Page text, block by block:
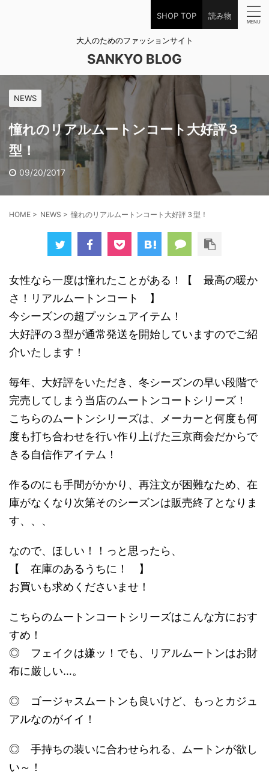
SHOP TOP 読み物
大人のためのファッションサイト
SANKYO BLOG
NEWS
憧れのリアルムートンコート大好評３
型！
09/20/2017
HOME > NEWS > 憧れのリアルムートンコート大好評３型！
女性なら一度は憧れたことがある！【 最高の暖か
さ！リアルムートンコート 】
今シーズンの超プッシュアイテム！
大好評の３型が通常発送を開始していますのでご紹
介いたします！
毎年、大好評をいただき、冬シーズンの早い段階で
完売してしまう当店のムートンコートシリーズ！
こちらのムートンシリーズは、メーカーと何度も何
度も打ち合わせを行い作り上げた三京商会だからで
きる自信作アイテム！
作るのにも手間がかかり、再注文が困難なため、在
庫がなくなり次第そのシーズンは販売終了となりま
す、、、
なので、ほしい！！っと思ったら、
【 在庫のあるうちに！ 】
お買いも求めくださいませ！
こちらのムートンコートシリーズはこんな方におす
すめ！
◎ フェイクは嫌ッ！でも、リアルムートンはお財
布に厳しい…。
◎ ゴージャスムートンも良いけど、もっとカジュ
アルなのがイイ！
◎ 手持ちの装いに合わせられる、ムートンが欲し
い～！